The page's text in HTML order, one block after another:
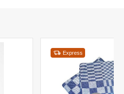
Express